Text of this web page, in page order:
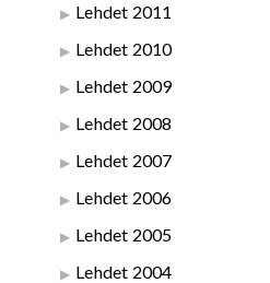
Lehdet 2011
Lehdet 2010
Lehdet 2009
Lehdet 2008
Lehdet 2007
Lehdet 2006
Lehdet 2005
Lehdet 2004